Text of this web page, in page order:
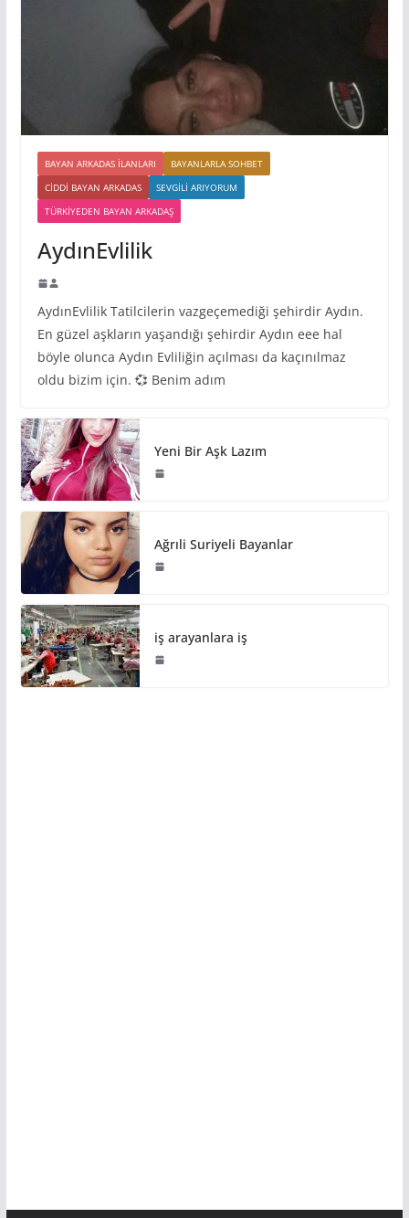
BAYAN ARKADAS ILANLARI
BAYANLARLA SOHBET
CIDDI BAYAN ARKADAS
SEVGILI ARIYORUM
TÜRKIYEDEN BAYAN ARKADAŞ
AydınEvlilik
AydınEvlilik Tatilcilerin vazgeçemediği şehirdir Aydın.
En güzel aşkların yaşandığı şehirdir Aydın eee hal
böyle olunca Aydın Evliliğin açılması da kaçınılmaz
oldu bizim için. 💞 Benim adım
Yeni Bir Aşk Lazım
Ağrıli Suriyeli Bayanlar
iş arayanlara iş